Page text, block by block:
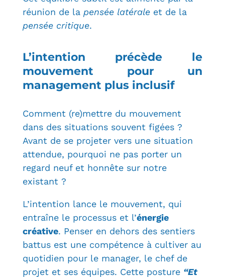
réunion de la pensée latéraleet de la
pensée critique.
L’intention précède le
mouvement pour un
management plus inclusif
Comment (re)mettre du mouvement
dans des situations souvent figées ?
Avant de se projeter vers une situation
attendue, pourquoi ne pas porter un
regard neuf et honnête sur notre
existant ?
L’intention lance le mouvement, qui
entraîne le processus et l’énergie
créative. Penser en dehors des sentiers
battus est une compétence à cultiver au
quotidien pour le manager, le chef de
projet et ses équipes. Cette posture “Et